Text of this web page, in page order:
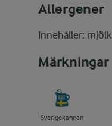
Allergener
Innehåller: mjölk
Märkningar
Sverigekannan